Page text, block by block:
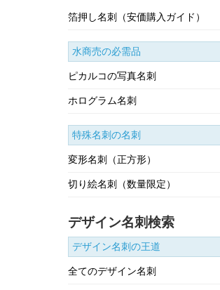
箔押し名刺（安価購入ガイド）
水商売の必需品
ピカルコの写真名刺
ホログラム名刺
特殊名刺の名刺
変形名刺（正方形）
切り絵名刺（数量限定）
デザイン名刺検索
デザイン名刺の王道
全てのデザイン名刺